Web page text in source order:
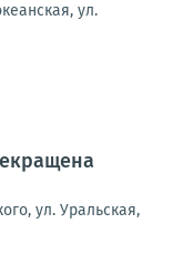
ул.
ул. Уральская,